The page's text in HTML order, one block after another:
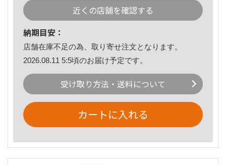
近くの店舗を確認する
納期目安：
店舗在庫不足の為、取り寄せ注文となります。
2026.08.11 5:5頃のお届け予定です。
受け取り方法・送料について
カートに入れる